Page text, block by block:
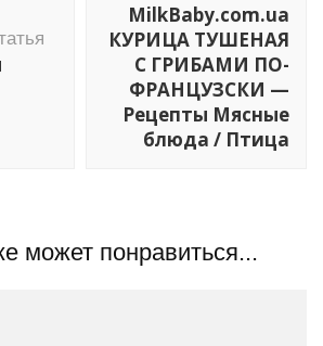
MilkBaby.com.ua
КУРИЦА ТУШЕНАЯ
С ГРИБАМИ ПО-
ФРАНЦУЗСКИ —
Рецепты Мясные
блюда / Птица
может понравиться...